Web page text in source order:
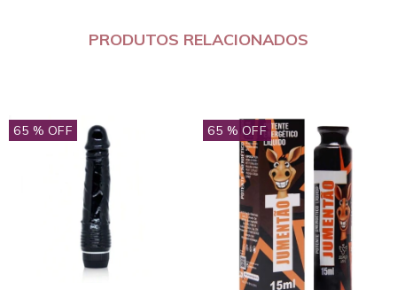
PRODUTOS RELACIONADOS
65 % OFF 65 % OFF